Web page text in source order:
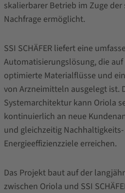
skalierbarer Betrieb im Zuge
Nachfrage ermöglicht.
SSI SCHÄFER liefert eine
Automatisierungslösung, die
optimierte Materialflüsse und
von Arzneimitteln ausgelegt ist.
Systemarchitektur kann Oriola
kontinuierlich an neue
und gleichzeitig
Energieeffizienzziele erreichen.
Das Projekt baut auf der
zwischen Oriola und SSI